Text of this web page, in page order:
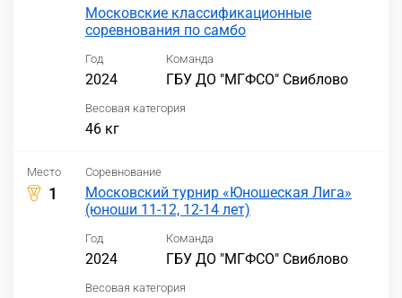
Московские классификационные
соревнования по самбо
Год
2024
Команда
ГБУ ДО "МГФСО" Свиблово
Весовая категория
46 кг
Место
1
Соревнование
Московский турнир «Юношеская Лига»
(юноши 11-12, 12-14 лет)
Год
2024
Команда
ГБУ ДО "МГФСО" Свиблово
Весовая категория